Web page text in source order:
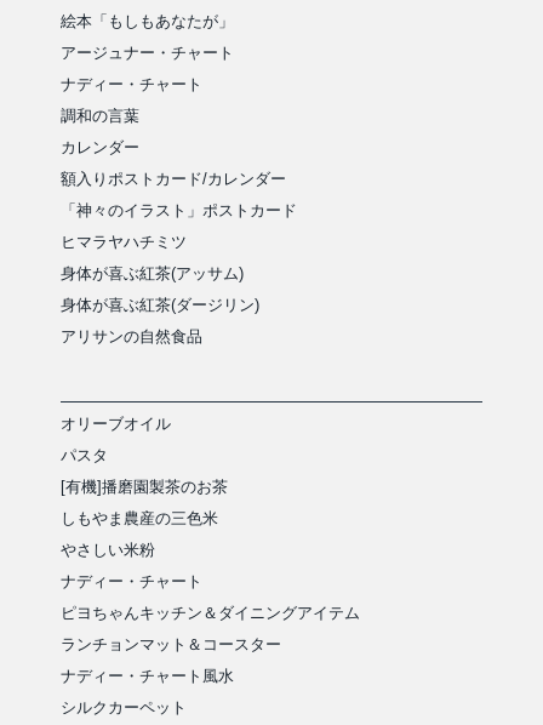
絵本「もしもあなたが」
アージュナー・チャート
ナディー・チャート
調和の言葉
カレンダー
額入りポストカード/カレンダー
「神々のイラスト」ポストカード
ヒマラヤハチミツ
身体が喜ぶ紅茶(アッサム)
身体が喜ぶ紅茶(ダージリン)
アリサンの自然食品
オリーブオイル
パスタ
[有機]播磨園製茶のお茶
しもやま農産の三色米
やさしい米粉
ナディー・チャート
ピヨちゃんキッチン＆ダイニングアイテム
ランチョンマット＆コースター
ナディー・チャート風水
シルクカーペット